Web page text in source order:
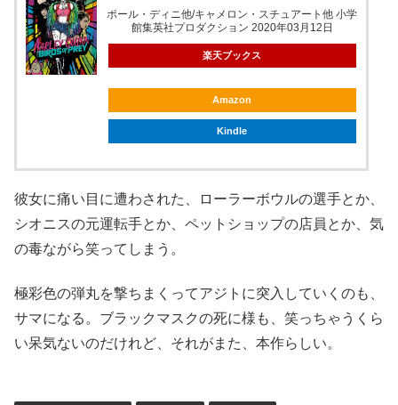
ポール・ディニ他/キャメロン・スチュアート他 小学
館集英社プロダクション 2020年03月12日
楽天ブックス
Amazon
Kindle
彼女に痛い目に遭わされた、ローラーボウルの選手とか、
シオニスの元運転手とか、ペットショップの店員とか、気
の毒ながら笑ってしまう。
極彩色の弾丸を撃ちまくってアジトに突入していくのも、
サマになる。 ブラックマスクの死に様も、笑っちゃうくら
い呆気ないのだけれど、それがまた、本作らしい。